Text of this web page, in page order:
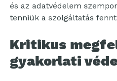
és az adatvédelem
tenniük a szolgáltatás
Kritikus
gyakorlati